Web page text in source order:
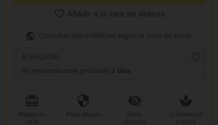
Añadir a la lista de deseos
Consultar disponibilidad según la zona de envío.
ATENCIÓN!
No enviamos este producto a Usa
Regalo en
cada
Pago seguro
Envío
discreto
Cuidemos el
planeta